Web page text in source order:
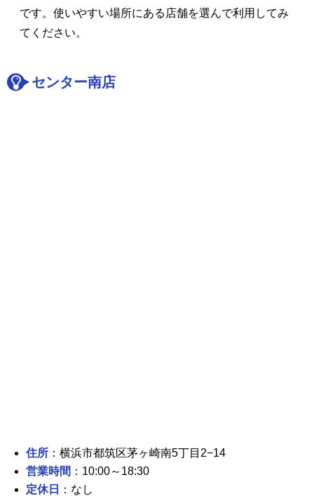
です。使いやすい場所にある店舗を選んで利用してみ
てください。
センター南店
住所 ：横浜市都筑区茅ヶ崎南5丁目2−14
営業時間 ：10:00～18:30
定休日
：なし